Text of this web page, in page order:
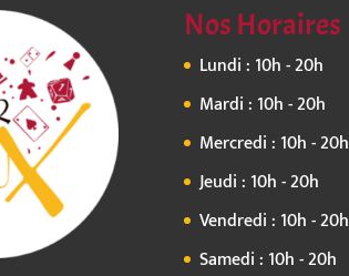
Nos Horaires
Lundi : 10h - 20h
Mardi : 10h - 20h
Mercredi : 10h - 20h
Jeudi : 10h - 20h
Vendredi : 10h - 20h
Samedi : 10h - 20h